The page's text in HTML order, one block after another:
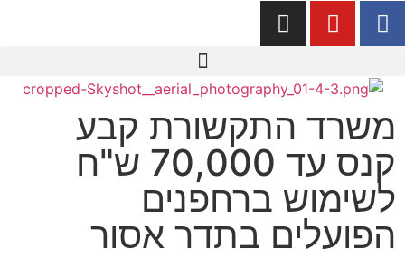
משרד התקשורת קבע
קנס עד 70,000 ש"ח
לשימוש ברחפנים
הפועלים בתדר אסור